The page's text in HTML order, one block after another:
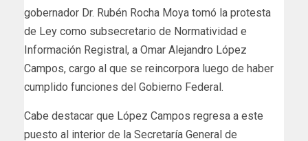
gobernador Dr. Rubén Rocha Moya tomó la protesta
de Ley como subsecretario de Normatividad e
Información Registral, a Omar Alejandro López
Campos, cargo al que se reincorpora luego de haber
cumplido funciones del Gobierno Federal.
Cabe destacar que López Campos regresa a este
puesto al interior de la Secretaría General de